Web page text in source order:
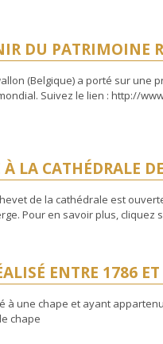
DU PATRIMOINE
(Belgique) a porté sur une
Suivez le lien : http://
LA CATHÉDRALE
de la cathédrale est
Pour en savoir plus, cliquez
ENTRE 1786
à une chape et ayant
chape